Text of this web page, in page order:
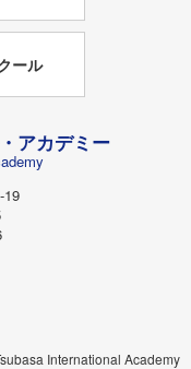
ール
アカデミー
19
International Academy